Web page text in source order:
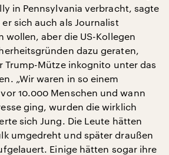
in Pennsylvania verbracht, sagte
sich auch als Journalist
wollen, aber die US-Kollegen
dazu geraten,
Trump-Mütze inkognito unter das
„Wir waren in so einem
10.000 Menschen und wann
ging, wurden die wirklich
sich Jung. Die Leute hätten
umgedreht und später draußen
Einige hätten sogar ihre